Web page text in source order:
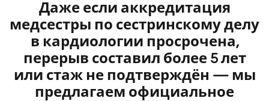
Даже если аккредитация
медсестры по сестринскому делу
в кардиологии просрочена,
перерыв составил более 5 лет
или стаж не подтверждён — мы
предлагаем официальное